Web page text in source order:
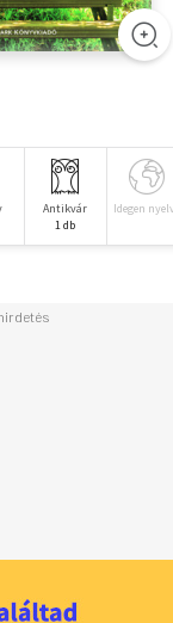
Antikvár
1 db
Idegen